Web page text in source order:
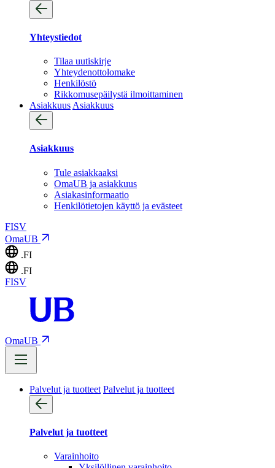
Yhteystiedot
Tilaa uutiskirje
Yhteydenotto­lomake
Henkilöstö
Rikkomusepäilystä ilmoittaminen
Asiakkuus Asiakkuus
Asiakkuus
Tule asiakkaaksi
OmaUB ja asiakkuus
Asiakasinformaatio
Henkilötietojen käyttö ja evästeet
FISV
OmaUB
.FI
.FI
FISV
OmaUB
Palvelut ja tuotteet Palvelut ja tuotteet
Palvelut ja tuotteet
Varainhoito